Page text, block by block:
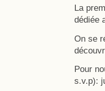
La
dédiée
On se
Pour
s.v.p):